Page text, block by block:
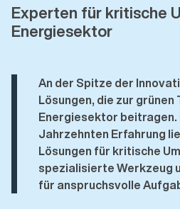
Experten für kritische
Energiesektor
An der Spitze der
Lösungen, die zur
Energiesektor beitragen.
Jahrzehnten Erfahrung
Lösungen für kritische
spezialisierte Werkzeug
für anspruchsvolle